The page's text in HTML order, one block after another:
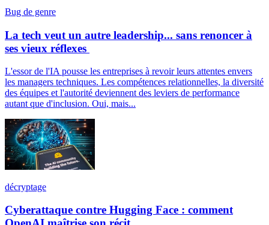
Bug de genre
La tech veut un autre leadership... sans renoncer à
ses vieux réflexes
L'essor de l'IA pousse les entreprises à revoir leurs attentes envers
les managers techniques. Les compétences relationnelles, la diversité
des équipes et l'autorité deviennent des leviers de performance
autant que d'inclusion. Oui, mais...
décryptage
Cyberattaque contre Hugging Face : comment